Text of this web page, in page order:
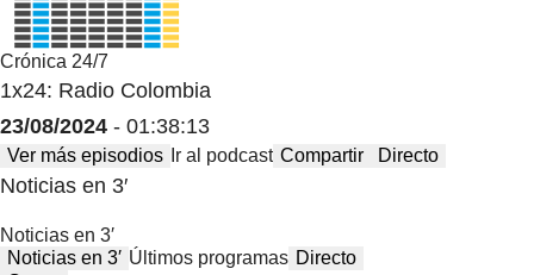
Crónica 24/7
1x24: Radio Colombia
23/08/2024 - 01:38:13
Ver más episodios Ir al podcast Compartir Directo
Noticias en 3′
Noticias en 3′
Noticias en 3′ Últimos programas Directo